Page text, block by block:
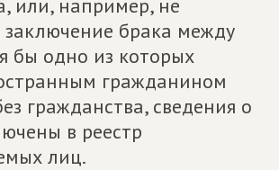
или, например, не
заключение брака между
бы одно из которых
гражданином
гражданства, сведения о
в реестр
лиц.